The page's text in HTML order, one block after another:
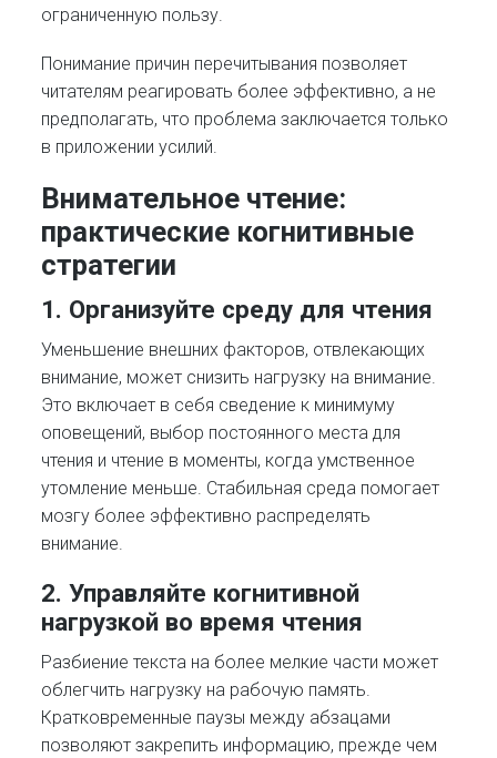
ограниченную пользу.
Понимание причин перечитывания позволяет
читателям реагировать более эффективно, а не
предполагать, что проблема заключается только
в приложении усилий.
Внимательное чтение:
практические когнитивные
стратегии
1. Организуйте среду для чтения
Уменьшение внешних факторов, отвлекающих
внимание, может снизить нагрузку на внимание.
Это включает в себя сведение к минимуму
оповещений, выбор постоянного места для
чтения и чтение в моменты, когда умственное
утомление меньше. Стабильная среда помогает
мозгу более эффективно распределять
внимание.
2. Управляйте когнитивной
нагрузкой во время чтения
Разбиение текста на более мелкие части может
облегчить нагрузку на рабочую память.
Кратковременные паузы между абзацами
позволяют закрепить информацию, прежде чем